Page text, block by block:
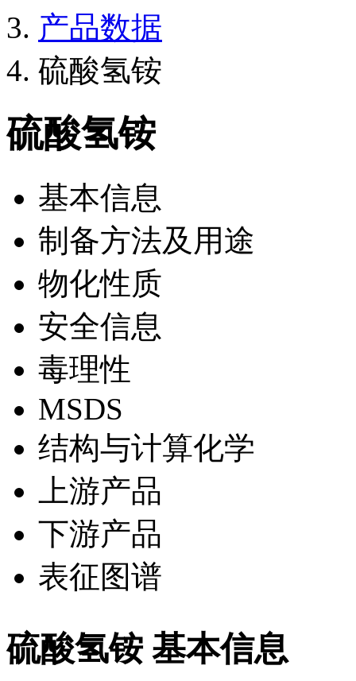
产品数据
硫酸氢铵
硫酸氢铵
基本信息
制备方法及用途
物化性质
安全信息
毒理性
MSDS
结构与计算化学
上游产品
下游产品
表征图谱
硫酸氢铵 基本信息